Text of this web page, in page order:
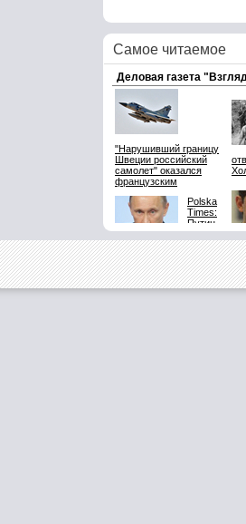
Самое читаемое